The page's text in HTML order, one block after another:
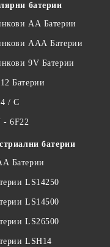
батерии
АА Батерии
ААА Батерии
9V Батерии
Батерии
/ C
- 6F22
батерии
Батерии
LS14250
LS14500
LS26500
LSH14